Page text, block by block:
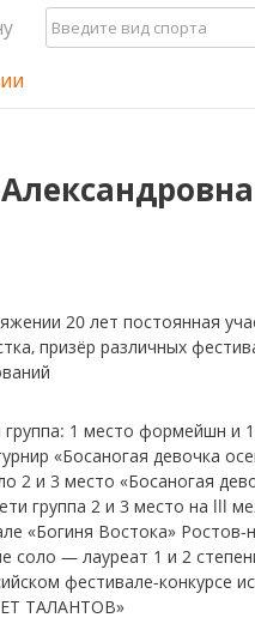
20 лет постоянная
призёр различных
группа: 1 место формейшн и
«Босаногая девочка
2 и 3 место «Босаногая
группа 2 и 3 место на lll
«Богиня Востока» Ростов-
соло — лауреат 1 и 2
фестивале-конкурсе
ТАЛАНТОВ»